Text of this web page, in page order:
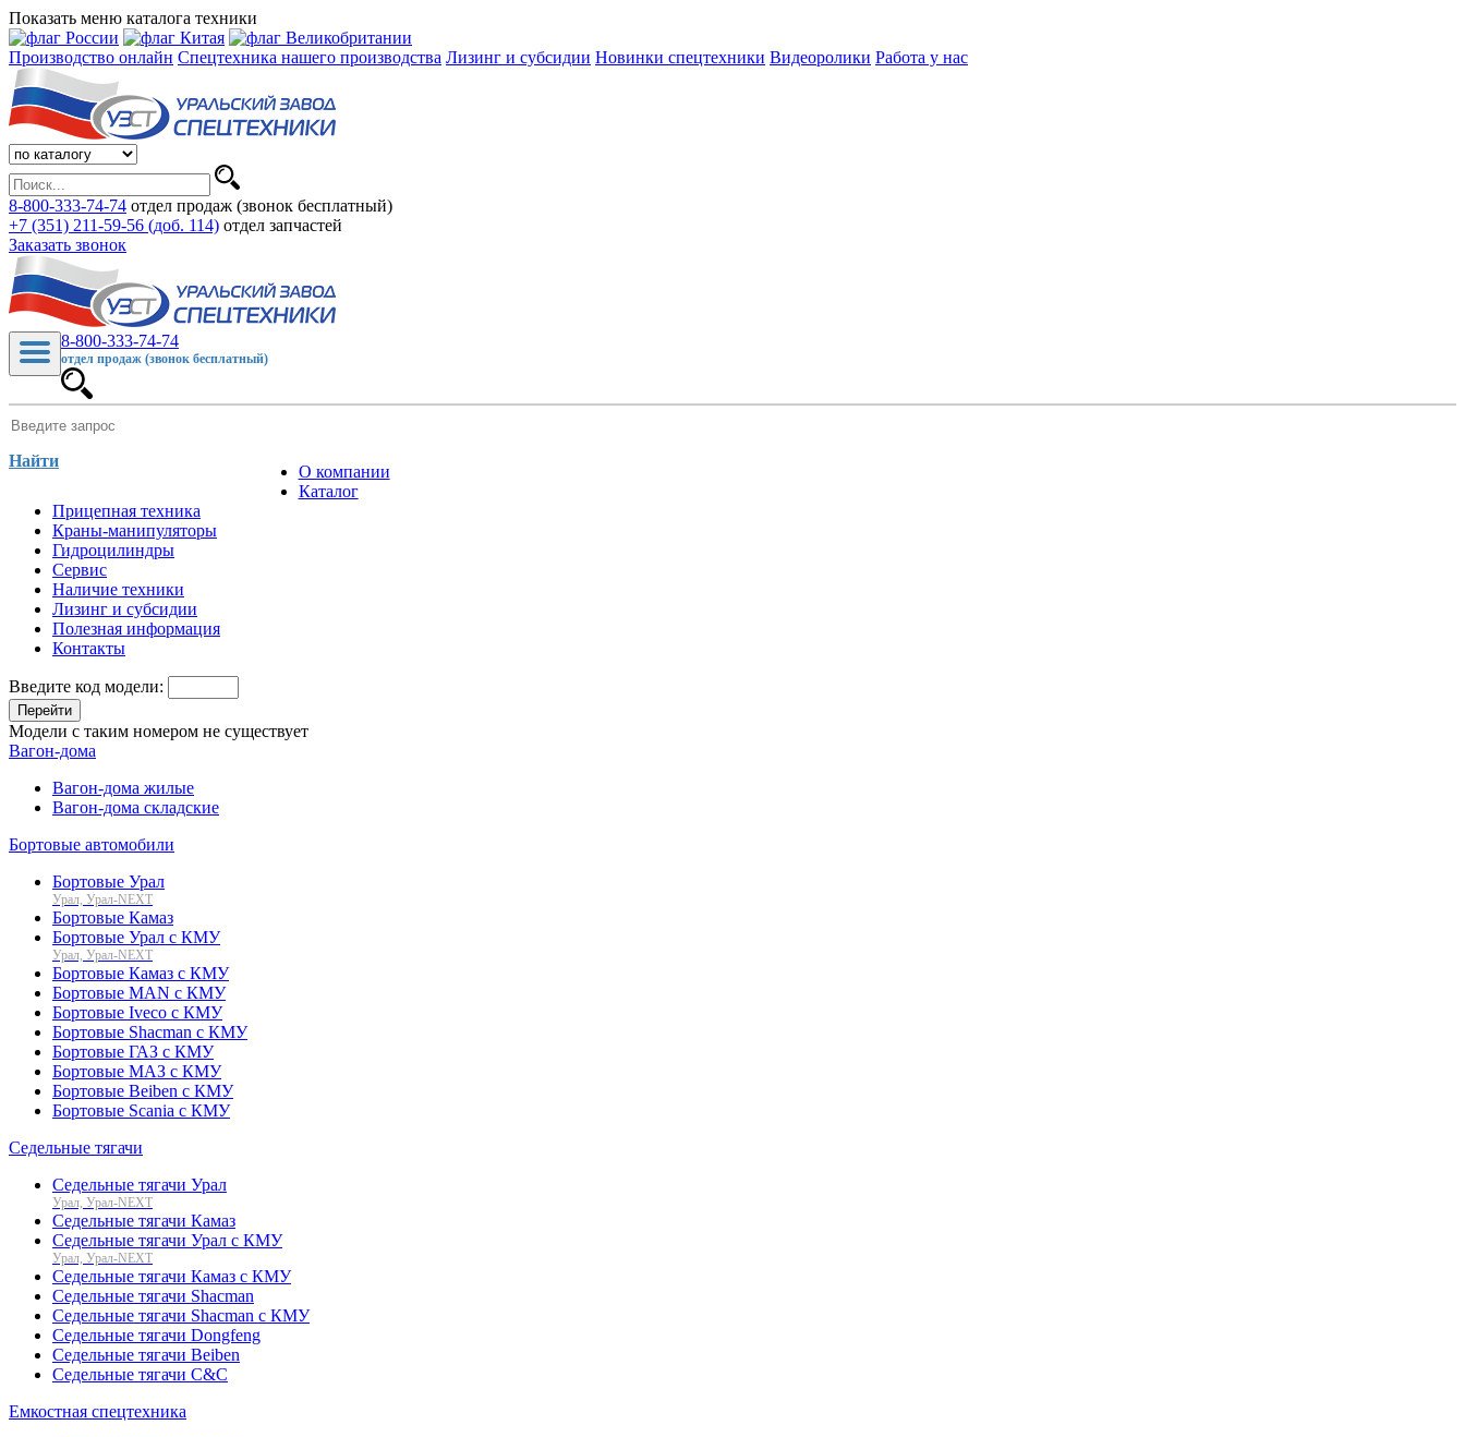
Показать меню каталога техники
Производство онлайн Спецтехника нашего производства Лизинг и субсидии Новинки спецтехники Видеоролики Работа у нас
8-800-333-74-74 отдел продаж (звонок бесплатный)
+7 (351) 211-59-56 (доб. 114) отдел запчастей
Заказать звонок
8-800-333-74-74
отдел продаж (звонок бесплатный)
Найти
О компании
Каталог
Прицепная техника
Краны-манипуляторы
Гидроцилиндры
Сервис
Наличие техники
Лизинг и субсидии
Полезная информация
Контакты
Введите код модели:
Перейти
Модели с таким номером не существует
Вагон-дома
Вагон-дома жилые
Вагон-дома складские
Бортовые автомобили
Бортовые Урал
Урал, Урал-NEXT
Бортовые Камаз
Бортовые Урал с КМУ
Урал, Урал-NEXT
Бортовые Камаз с КМУ
Бортовые MAN с КМУ
Бортовые Iveco с КМУ
Бортовые Shacman с КМУ
Бортовые ГАЗ с КМУ
Бортовые МАЗ с КМУ
Бортовые Beiben с КМУ
Бортовые Scania с КМУ
Седельные тягачи
Седельные тягачи Урал
Урал, Урал-NEXT
Седельные тягачи Камаз
Седельные тягачи Урал с КМУ
Урал, Урал-NEXT
Седельные тягачи Камаз с КМУ
Седельные тягачи Shacman
Седельные тягачи Shacman с КМУ
Седельные тягачи Dongfeng
Седельные тягачи Beiben
Седельные тягачи C&C
Емкостная спецтехника